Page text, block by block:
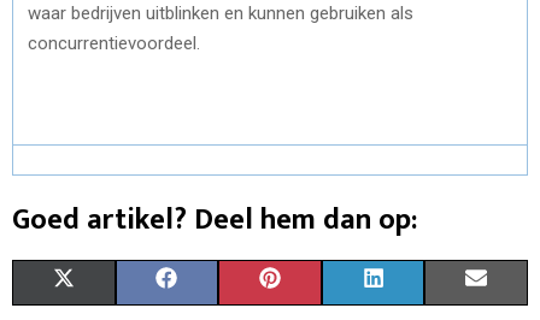
waar bedrijven uitblinken en kunnen gebruiken als
concurrentievoordeel.
Goed artikel? Deel hem dan op: